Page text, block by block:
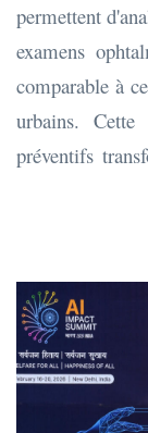
permettent
examens
comparable à
urbains.
préventifs